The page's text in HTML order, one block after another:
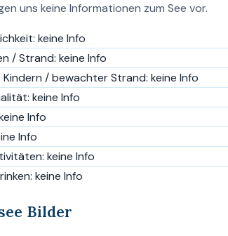
uns keine Informationen zum See vor.
keine Info
/ Strand: keine Info
Kindern / bewachter Strand: keine Info
keine Info
Info
Info
keine Info
keine Info
Bilder